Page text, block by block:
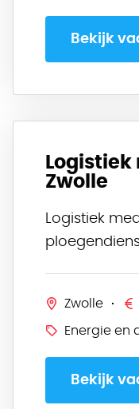
Bekijk
Zwolle
Logistiek
Zwolle
Energie en
Bekijk